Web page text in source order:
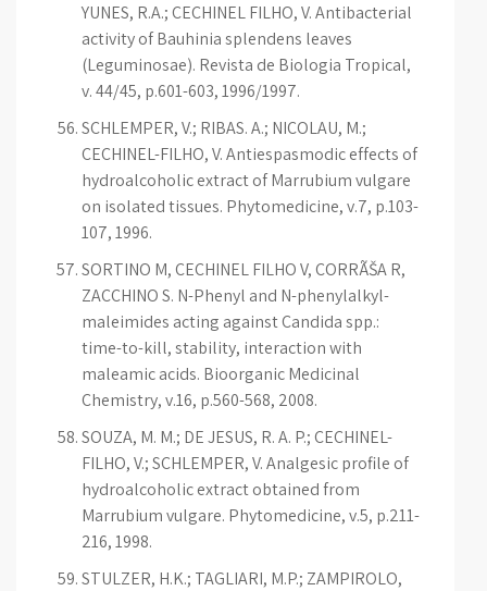
YUNES, R.A.; CECHINEL FILHO, V. Antibacterial
activity of Bauhinia splendens leaves
(Leguminosae). Revista de Biologia Tropical,
v. 44/45, p.601-603, 1996/1997.
SCHLEMPER, V.; RIBAS. A.; NICOLAU, M.;
CECHINEL-FILHO, V. Antiespasmodic effects of
hydroalcoholic extract of Marrubium vulgare
on isolated tissues. Phytomedicine, v.7, p.103-
107, 1996.
SORTINO M, CECHINEL FILHO V, CORRÃŠA R,
ZACCHINO S. N-Phenyl and N-phenylalkyl-
maleimides acting against Candida spp.:
time-to-kill, stability, interaction with
maleamic acids. Bioorganic Medicinal
Chemistry, v.16, p.560-568, 2008.
SOUZA, M. M.; DE JESUS, R. A. P.; CECHINEL-
FILHO, V.; SCHLEMPER, V. Analgesic profile of
hydroalcoholic extract obtained from
Marrubium vulgare. Phytomedicine, v.5, p.211-
216, 1998.
STULZER, H.K.; TAGLIARI, M.P.; ZAMPIROLO,